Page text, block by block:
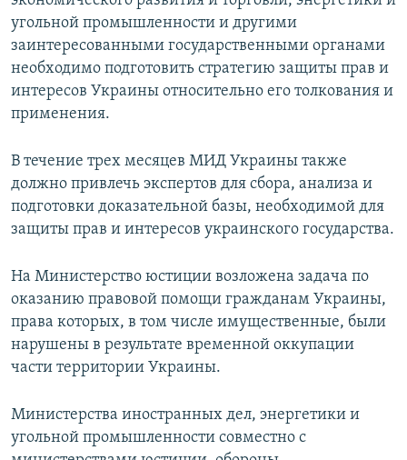
угольной промышленности и другими
заинтересованными государственными органами
необходимо подготовить стратегию защиты прав и
интересов Украины относительно его толкования и
применения.
В течение трех месяцев МИД Украины также
должно привлечь экспертов для сбора, анализа и
подготовки доказательной базы, необходимой для
защиты прав и интересов украинского государства.
На Министерство юстиции возложена задача по
оказанию правовой помощи гражданам Украины,
права которых, в том числе имущественные, были
нарушены в результате временной оккупации
части территории Украины.
Министерства иностранных дел, энергетики и
угольной промышленности совместно с